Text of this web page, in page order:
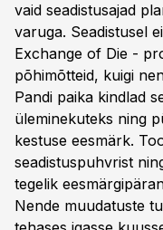
vaid seadistusajad
varuga. Seadistusel
Exchange of Die -
põhimõtteid, kuigi
Pandi paika kindlad
üleminekuteks ning
kestuse eesmärk.
seadistuspuhvrist
tegelik
Nende muudatuste